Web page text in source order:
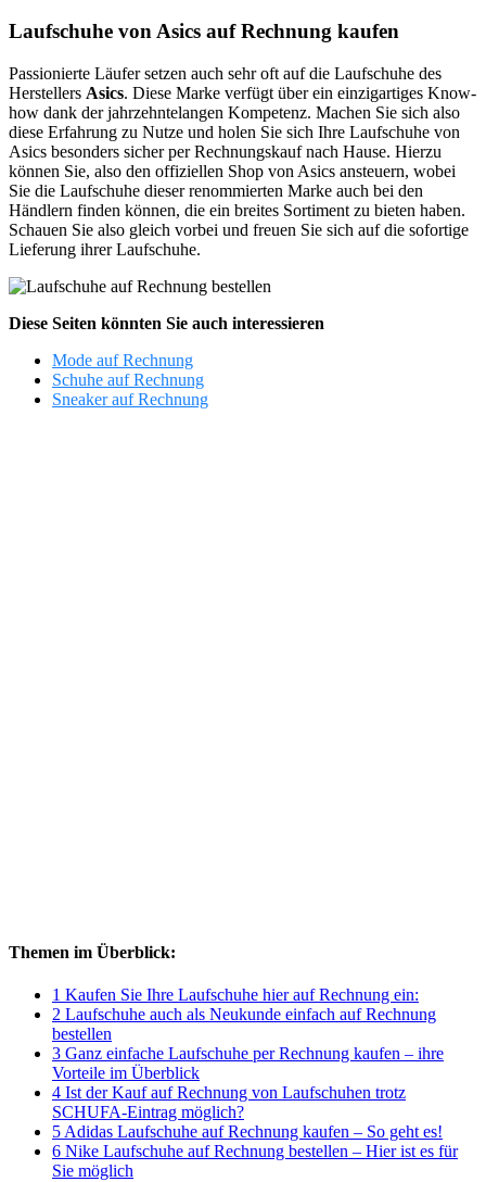
Laufschuhe von Asics auf Rechnung kaufen
Passionierte Läufer setzen auch sehr oft auf die Laufschuhe des
Herstellers Asics. Diese Marke verfügt über ein einzigartiges Know-
how dank der jahrzehntelangen Kompetenz. Machen Sie sich also
diese Erfahrung zu Nutze und holen Sie sich Ihre Laufschuhe von
Asics besonders sicher per Rechnungskauf nach Hause. Hierzu
können Sie, also den offiziellen Shop von Asics ansteuern, wobei
Sie die Laufschuhe dieser renommierten Marke auch bei den
Händlern finden können, die ein breites Sortiment zu bieten haben.
Schauen Sie also gleich vorbei und freuen Sie sich auf die sofortige
Lieferung ihrer Laufschuhe.
Diese Seiten könnten Sie auch interessieren
Mode auf Rechnung
Schuhe auf Rechnung
Sneaker auf Rechnung
Themen im Überblick:
1 Kaufen Sie Ihre Laufschuhe hier auf Rechnung ein:
2 Laufschuhe auch als Neukunde einfach auf Rechnung
bestellen
3 Ganz einfache Laufschuhe per Rechnung kaufen – ihre
Vorteile im Überblick
4 Ist der Kauf auf Rechnung von Laufschuhen trotz
SCHUFA-Eintrag möglich?
5 Adidas Laufschuhe auf Rechnung kaufen – So geht es!
6 Nike Laufschuhe auf Rechnung bestellen – Hier ist es für
Sie möglich